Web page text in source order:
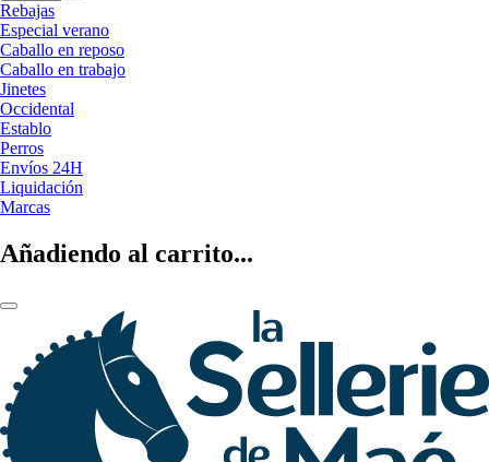
Rebajas
Especial verano
Caballo en reposo
Caballo en trabajo
Jinetes
Occidental
Establo
Perros
Envíos 24H
Liquidación
Marcas
Añadiendo al carrito...